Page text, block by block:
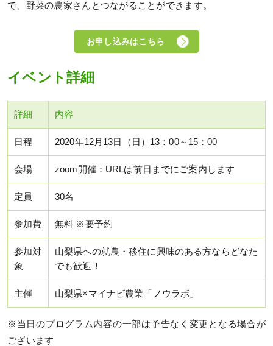
で、野菜の農家さんとつながることができます。
お申し込みはこちら
イベント詳細
詳細 内容
日程 2020年12月13日（日）13：00～15：00
会場 zoom開催：URLは前日までにご案内します
定員 30名
参加費 無料 ※要予約
参加対
象
山梨県への就農・移住に興味のある方ならどなた
でも歓迎！
主催 山梨県×マイナビ農業「ノウラボ」
※当日のプログラム内容の一部は予告なく変更となる場合が
ございます